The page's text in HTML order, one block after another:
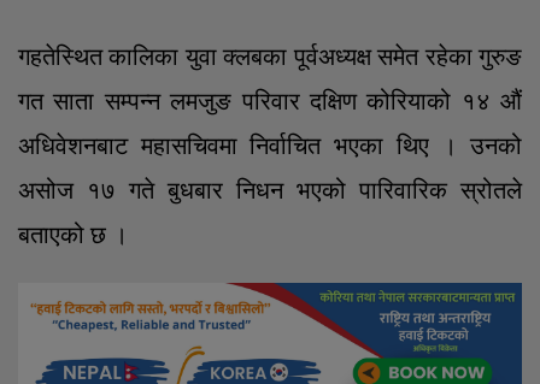
गहतेस्थित कालिका युवा क्लबका पूर्वअध्यक्ष समेत रहेका गुरुङ
गत साता सम्पन्न लमजुङ परिवार दक्षिण कोरियाको १४ औं
अधिवेशनबाट महासचिवमा निर्वाचित भएका थिए । उनको
असोज १७ गते बुधबार निधन भएको पारिवारिक स्रोतले
बताएको छ ।